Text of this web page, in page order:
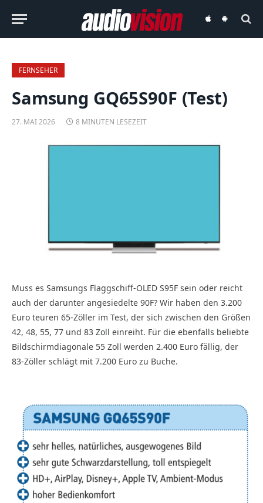
audiovisionaudiovision
FERNSEHER
Samsung GQ65S90F (Test)
27. MAI 2026 8 MINUTEN LESEZEIT
Muss es Samsungs Flaggschiff-OLED S95F sein oder reicht
auch der darunter angesiedelte 90F? Wir haben den 3.200
Euro teuren 65-Zöller im Test, der sich zwischen den Größen
42, 48, 55, 77 und 83 Zoll einreiht. Für die ebenfalls beliebte
Bildschirmdiagonale 55 Zoll werden 2.400 Euro fällig, der
83-Zöller schlägt mit 7.200 Euro zu Buche.